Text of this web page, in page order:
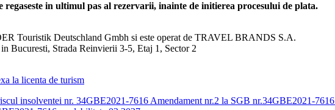
regaseste in ultimul pas al rezervarii, inainte de initierea procesului de plata.
Touristik Deutschland Gmbh si este operat de TRAVEL BRANDS S.A.
Bucuresti, Strada Reinvierii 3-5, Etaj 1, Sector 2
la licenta de turism
insolventei nr. 34GBE2021-7616 Amendament nr.2 la SGB nr.34GBE2021-7616